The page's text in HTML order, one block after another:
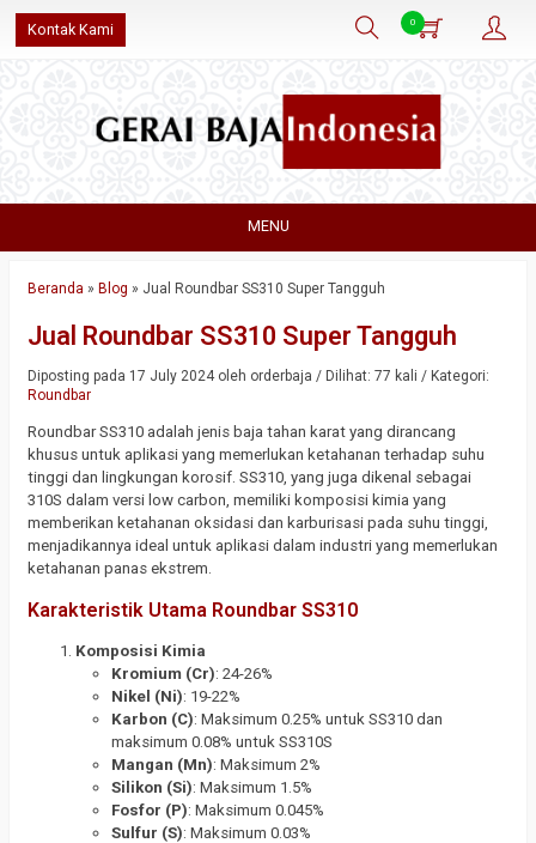
Kontak Kami 0
MENU
Beranda » Blog » Jual Roundbar SS310 Super Tangguh
Jual Roundbar SS310 Super Tangguh
Diposting pada 17 July 2024 oleh orderbaja / Dilihat: 77 kali / Kategori:
Roundbar
Roundbar SS310 adalah jenis baja tahan karat yang dirancang
khusus untuk aplikasi yang memerlukan ketahanan terhadap suhu
tinggi dan lingkungan korosif. SS310, yang juga dikenal sebagai
310S dalam versi low carbon, memiliki komposisi kimia yang
memberikan ketahanan oksidasi dan karburisasi pada suhu tinggi,
menjadikannya ideal untuk aplikasi dalam industri yang memerlukan
ketahanan panas ekstrem.
Karakteristik Utama Roundbar SS310
Komposisi Kimia
Kromium (Cr): 24-26%
Nikel (Ni): 19-22%
Karbon (C): Maksimum 0.25% untuk SS310 dan
maksimum 0.08% untuk SS310S
Mangan (Mn): Maksimum 2%
Silikon (Si): Maksimum 1.5%
Fosfor (P): Maksimum 0.045%
Sulfur (S): Maksimum 0.03%